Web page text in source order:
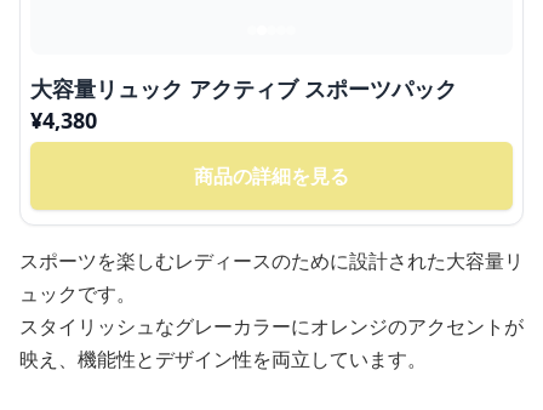
大容量リュック アクティブ スポーツパック
¥4,380
商品の詳細を見る
スポーツを楽しむレディースのために設計された大容量リ
ュックです。
スタイリッシュなグレーカラーにオレンジのアクセントが
映え、機能性とデザイン性を両立しています。